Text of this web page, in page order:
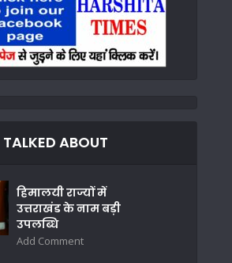
TALKED ABOUT
हिमालयी राज्यों में
उत्तराखंड के नाम बड़ी
उपलब्धि
Add Comment